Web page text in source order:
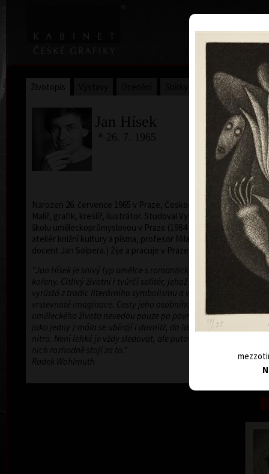
Životopis
Jan Hísek
* 26. 7. 1965
Narozen 26. července 1965 v Praze, Československo
Malíř, grafik, kreslíř, ilustrátor. Studoval Vysokou
školu uměleckoprůmyslovou v Praze (1984-1990,
ateliér knižní kultury a písma, profesor Milan Hegar a
docent Jan Solpera.) Žije a pracuje v Praze.
"Jan Hísek je snivý typ umělce s romantickými
kořeny. Citlivý životní i tvůrčí solitér, jehož dílo
vyrůstá z tradic literárního symbolismu a vlastní
vrstevnaté imaginace. Cesty jeho osobního a
uměleckého života nevedou pouze po povrchu, ale
jako jedny z mála se ubírají i dovnitř, do labyrintu
nitra. Není lehké je vždy sledovat, ale putování po
nich rozhodně stojí za to."
Radek Wohlmuth